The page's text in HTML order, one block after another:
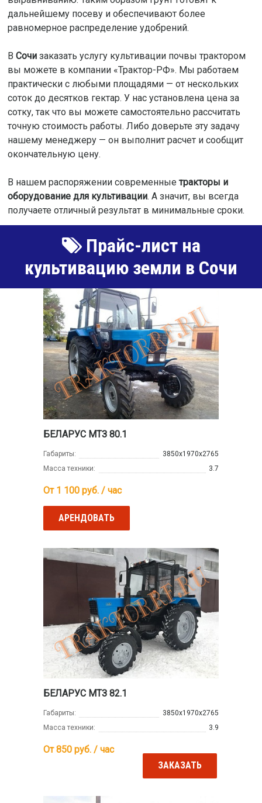
дальнейшему посеву и обеспечивают более
равномерное распределение удобрений.
В Сочизаказать услугу культивации почвы трактором
вы можете в компании «Трактор-РФ». Мы работаем
практически с любыми площадями — от нескольких
соток до десятков гектар. У нас установлена цена за
сотку, так что вы можете самостоятельно рассчитать
точную стоимость работы. Либо доверьте эту задачу
нашему менеджеру — он выполнит расчет и сообщит
окончательную цену.
В нашем распоряжении современные тракторы и
оборудование для культивации. А значит, вы всегда
получаете отличный результат в минимальные сроки.
Прайс-лист на
культивацию земли в Сочи
БЕЛАРУС МТЗ 80.1
Габариты:
3850х1970х2765
Масса техники:
3.7
От 1 100 руб. / час
АРЕНДОВАТЬ
БЕЛАРУС МТЗ 82.1
Габариты:
3850х1970х2765
Масса техники:
3.9
От 850 руб. / час
ЗАКАЗАТЬ